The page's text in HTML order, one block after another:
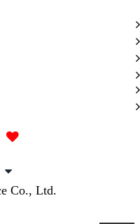
Co., Ltd.